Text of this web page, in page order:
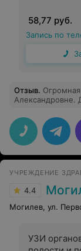
58,77 руб.
Запись по
Отзыв.
начиная от
возраста, даже
вникает в
ракурса. Самое
советам!
УЧРЕЖДЕНИЕ
4.4 Могилевский
Могилев, ул.
УЗИ